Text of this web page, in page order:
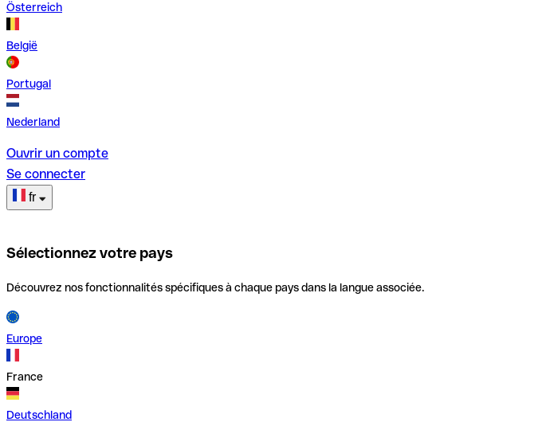
Österreich
België
Portugal
Nederland
Ouvrir un compte
Se connecter
fr
Sélectionnez votre pays
Découvrez nos fonctionnalités spécifiques à chaque pays dans la langue associée.
Europe
France
Deutschland